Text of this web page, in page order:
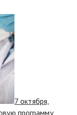
7 октября,
программу